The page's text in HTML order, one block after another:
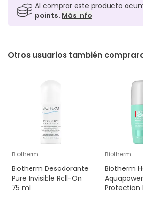
Al comprar este producto
points. Más Info
Otros usuarios también
Biotherm
Biotherm Desodorante
Pure Invisible Roll-On
75 ml
Biotherm
Biotherm
Protection